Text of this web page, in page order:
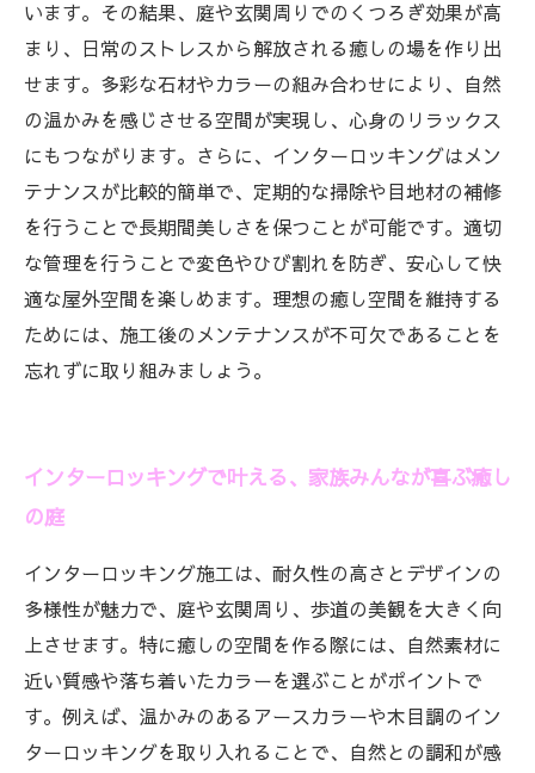
います。その結果、庭や玄関周りでのくつろぎ効果が高
まり、日常のストレスから解放される癒しの場を作り出
せます。多彩な石材やカラーの組み合わせにより、自然
の温かみを感じさせる空間が実現し、心身のリラックス
にもつながります。さらに、インターロッキングはメン
テナンスが比較的簡単で、定期的な掃除や目地材の補修
を行うことで長期間美しさを保つことが可能です。適切
な管理を行うことで変色やひび割れを防ぎ、安心して快
適な屋外空間を楽しめます。理想の癒し空間を維持する
ためには、施工後のメンテナンスが不可欠であることを
忘れずに取り組みましょう。
インターロッキングで叶える、家族みんなが喜ぶ癒し
の庭
インターロッキング施工は、耐久性の高さとデザインの
多様性が魅力で、庭や玄関周り、歩道の美観を大きく向
上させます。特に癒しの空間を作る際には、自然素材に
近い質感や落ち着いたカラーを選ぶことがポイントで
す。例えば、温かみのあるアースカラーや木目調のイン
ターロッキングを取り入れることで、自然との調和が感